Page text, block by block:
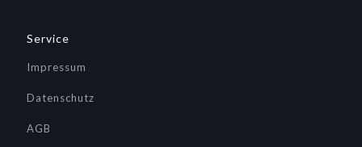
Service
Impressum
Datenschutz
AGB